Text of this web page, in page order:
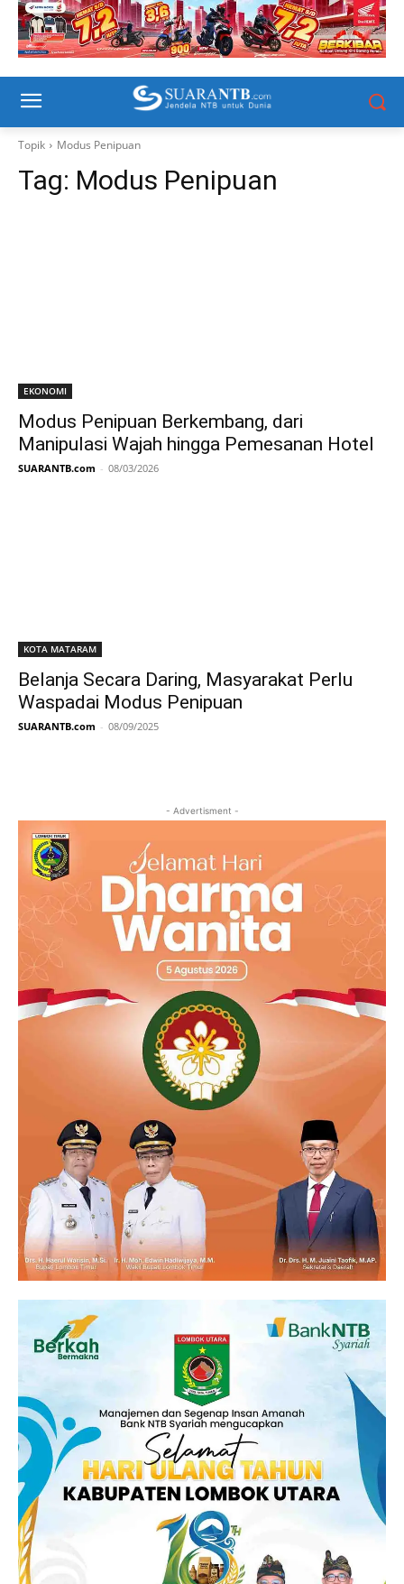
Topik Modus Penipuan
Tag: Modus Penipuan
EKONOMI
Modus Penipuan Berkembang, dari
Manipulasi Wajah hingga Pemesanan Hotel
SUARANTB.com - 08/03/2026
KOTA MATARAM
Belanja Secara Daring, Masyarakat Perlu
Waspadai Modus Penipuan
SUARANTB.com - 08/09/2025
- Advertisment -